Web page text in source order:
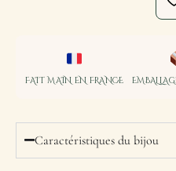
FAIT MAIN EN FRANCE
Caractéristiques du bijou